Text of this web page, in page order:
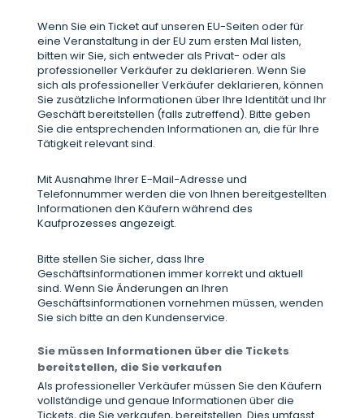
Wenn Sie ein Ticket auf unseren EU-Seiten oder für
eine Veranstaltung in der EU zum ersten Mal listen,
bitten wir Sie, sich entweder als Privat- oder als
professioneller Verkäufer zu deklarieren. Wenn Sie
sich als professioneller Verkäufer deklarieren, können
Sie zusätzliche Informationen über Ihre Identität und Ihr
Geschäft bereitstellen (falls zutreffend). Bitte geben
Sie die entsprechenden Informationen an, die für Ihre
Tätigkeit relevant sind.
Mit Ausnahme Ihrer E-Mail-Adresse und
Telefonnummer werden die von Ihnen bereitgestellten
Informationen den Käufern während des
Kaufprozesses angezeigt.
Bitte stellen Sie sicher, dass Ihre
Geschäftsinformationen immer korrekt und aktuell
sind. Wenn Sie Änderungen an Ihren
Geschäftsinformationen vornehmen müssen, wenden
Sie sich bitte an den Kundenservice.
Sie müssen Informationen über die Tickets
bereitstellen, die Sie verkaufen
Als professioneller Verkäufer müssen Sie den Käufern
vollständige und genaue Informationen über die